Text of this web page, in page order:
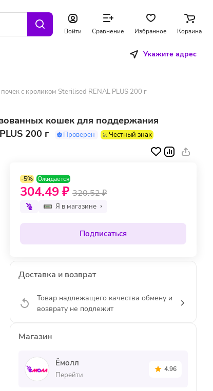
Войти Сравнение Избранное Корзина
Укажите адрес
с кроликом Sterilised RENAL PLUS 200 г
кошек для поддержания
200 г
Проверен Честный знак
-5% Ожидается
304.49 ₽ 320.52 ₽
Я в магазине
Подписаться
Доставка и возврат
Товар надлежащего качества обмену и
возврату не подлежит
Магазин
Ёмолл
Перейти
4.96